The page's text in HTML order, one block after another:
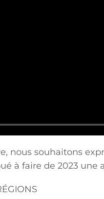
nous souhaitons
à faire de 2023 une